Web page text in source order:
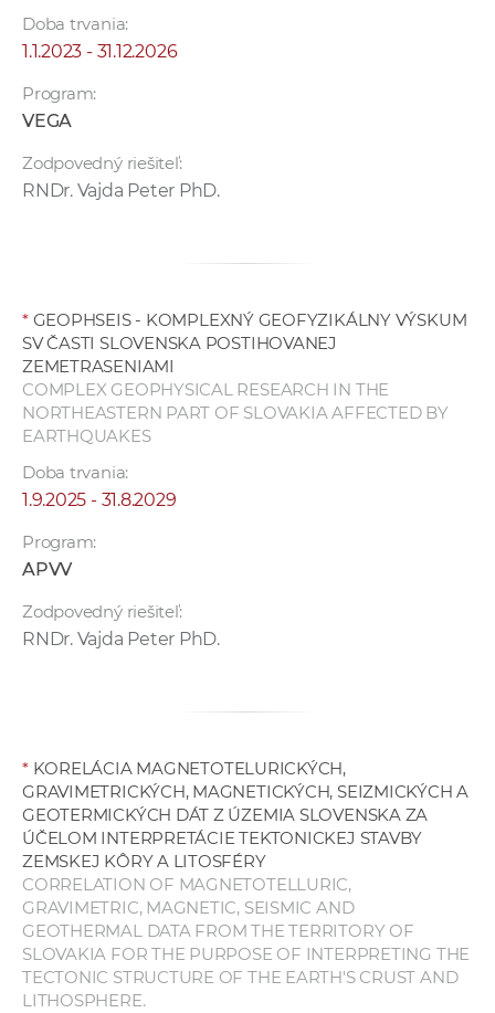
í
h
Doba trvania:
1.1.2023 - 31.12.2026
Program:
VEGA
Zodpovedný riešiteľ:
RNDr. Vajda Peter PhD.
*GEOPHSEIS - KOMPLEXNÝ GEOFYZIKÁLNY VÝSKUM
SV ČASTI SLOVENSKA POSTIHOVANEJ
ZEMETRASENIAMI
COMPLEX GEOPHYSICAL RESEARCH IN THE
NORTHEASTERN PART OF SLOVAKIA AFFECTED BY
EARTHQUAKES
Doba trvania:
1.9.2025 - 31.8.2029
Program:
APVV
Zodpovedný riešiteľ:
RNDr. Vajda Peter PhD.
*KORELÁCIA MAGNETOTELURICKÝCH,
GRAVIMETRICKÝCH, MAGNETICKÝCH, SEIZMICKÝCH A
GEOTERMICKÝCH DÁT Z ÚZEMIA SLOVENSKA ZA
ÚČELOM INTERPRETÁCIE TEKTONICKEJ STAVBY
ZEMSKEJ KÔRY A LITOSFÉRY
CORRELATION OF MAGNETOTELLURIC,
GRAVIMETRIC, MAGNETIC, SEISMIC AND
GEOTHERMAL DATA FROM THE TERRITORY OF
SLOVAKIA FOR THE PURPOSE OF INTERPRETING THE
TECTONIC STRUCTURE OF THE EARTH'S CRUST AND
LITHOSPHERE.